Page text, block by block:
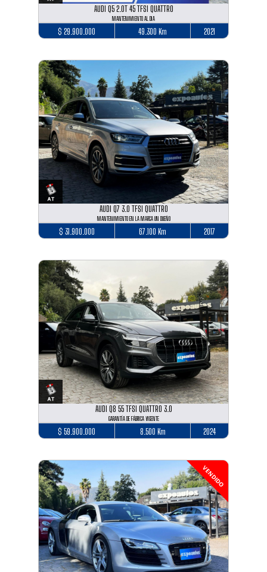
AUDI Q5 2.0T 45 TFSI QUATTRO
MANTENIMIENTO AL DIA
$ 29.900.000 49.300 Km 2021
AUDI Q7 3.0 TFSI QUATTRO
MANTENIMIENTO EN LA MARCA UN DUEÑO
$ 31.900.000 67.100 Km 2017
AUDI Q8 55 TFSI QUATTRO 3.0
GARANTÍA DE FÁBRICA VIGENTE
$ 59.900.000 8.500 Km 2024
VENDIDO